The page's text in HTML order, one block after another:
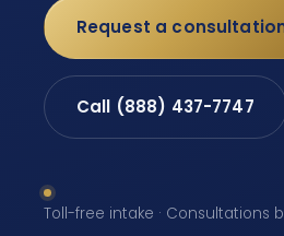
Request a
Call (888) 437-7747
Toll-free intake · Consultations